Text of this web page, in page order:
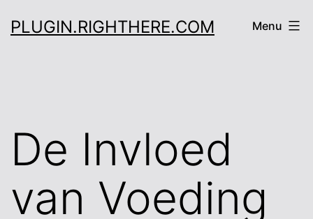
toPLUGIN.RIGHTHERE.COM Menu
De Invloed
van Voeding